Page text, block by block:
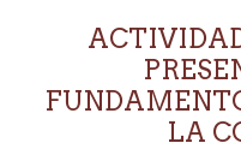
LA